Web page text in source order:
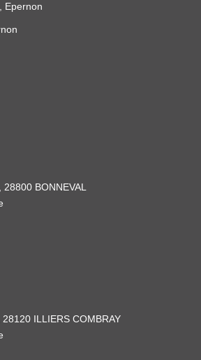
Epernon
28800 BONNEVAL
ILLIERS COMBRAY